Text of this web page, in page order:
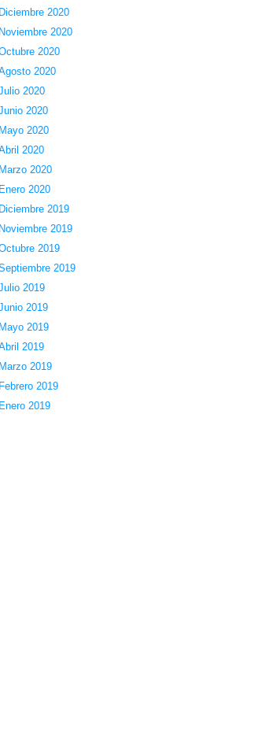
Diciembre 2020
Noviembre 2020
2020
2020
2020
2020
Mayo 2020
2020
Marzo 2020
Enero 2020
Diciembre 2019
Noviembre 2019
2019
2019
2019
2019
Mayo 2019
2019
Marzo 2019
Febrero 2019
Enero 2019